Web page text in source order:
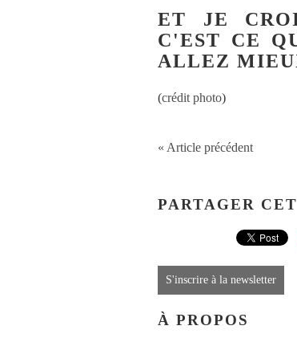
ET JE
C'EST CE
ALLEZ
(crédit photo)
« Article précédent
PARTAGER
S'inscrire à la newsletter
À PROPOS